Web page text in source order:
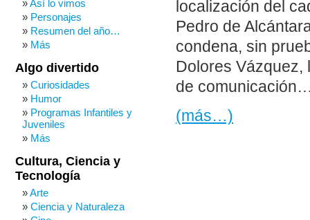
localización del
Pedro de
condena, sin
Dolores Vázquez,
de
(más…)
Así lo vimos
Personajes
Resumen del año…
Más
Algo divertido
Curiosidades
Humor
Programas Infantiles y
Juveniles
Más
Cultura, Ciencia y
Tecnología
Arte
Ciencia y Naturaleza